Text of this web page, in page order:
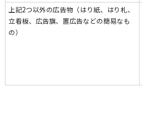
上記2つ以外の広告物（はり紙、はり札、
立看板、広告旗、置広告などの簡易なも
の）